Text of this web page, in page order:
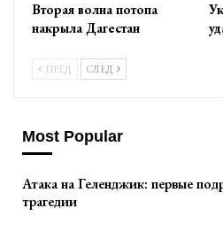
Вторая волна потопа
накрыла Дагестан
ПРЕД СЛЕД
Most Popular
Атака на Геленджик: первые
трагедии